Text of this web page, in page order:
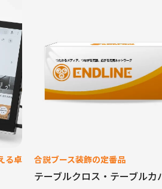
る卓
合説ブース装飾の定番品
テーブルクロス・テーブルカ